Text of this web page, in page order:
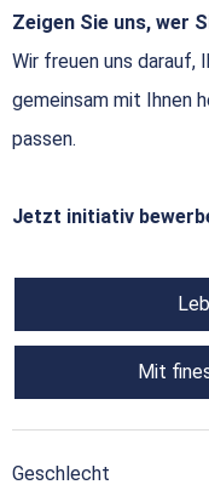
Zeigen Sie uns, wer
Wir freuen uns darauf,
gemeinsam mit Ihnen
passen.
Jetzt initiativ
Mit
Geschlecht